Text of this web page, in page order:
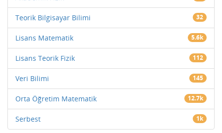
Teorik Bilgisayar Bilimi 32
Lisans Matematik 5.6k
Lisans Teorik Fizik 112
Veri Bilimi 145
Orta Öğretim Matematik 12.7k
Serbest 1k